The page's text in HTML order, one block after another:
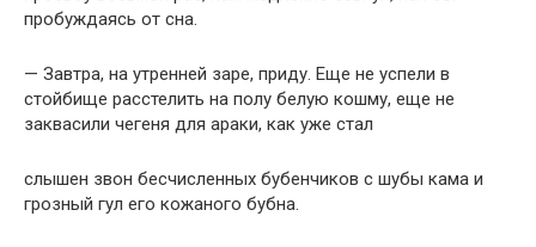
пробуждаясь от сна.
— Завтра, на утренней заре, приду. Еще не успели в
стойбище расстелить на полу белую кошму, еще не
заквасили чегеня для араки, как уже стал
слышен звон бесчисленных бубенчиков с шубы кама и
грозный гул его кожаного бубна.